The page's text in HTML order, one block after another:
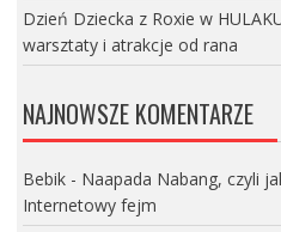
Dzień Dziecka z Roxie w
warsztaty i atrakcje od rana
NAJNOWSZE KOMENTARZE
Bebik- Naapada Nabang, czyli
Internetowy fejm